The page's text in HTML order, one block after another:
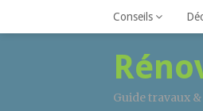
Conseils
Guide travaux